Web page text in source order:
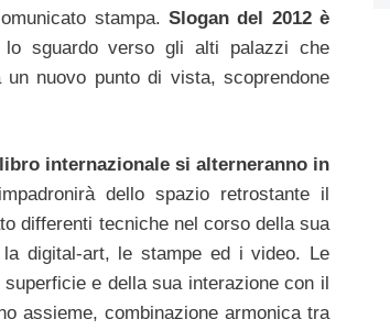
stampa. Slogan del 2012 è
sguardo verso gli alti palazzi che
nuovo punto di vista, scoprendone
internazionale si alterneranno in
dello spazio retrostante il
differenti tecniche nel corso della sua
digital-art, le stampe ed i video. Le
e della sua interazione con il
assieme, combinazione armonica tra